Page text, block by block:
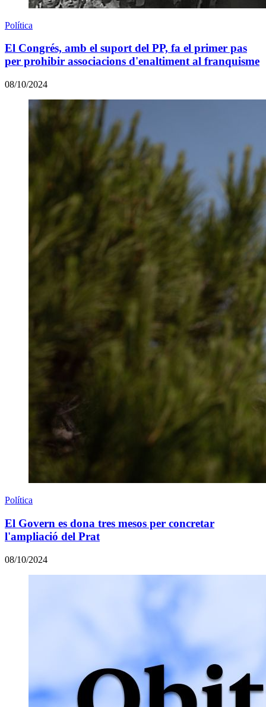
Política
El Congrés, amb el suport del PP, fa el primer pas
per prohibir associacions d'enaltiment al franquisme
08/10/2024
Política
El Govern es dona tres mesos per concretar
l'ampliació del Prat
08/10/2024